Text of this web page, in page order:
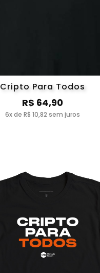
Cripto Para Todos
R$ 64,90
6x de R$ 10,82 sem juros